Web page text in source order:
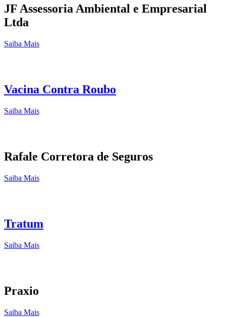
JF Assessoria Ambiental e Empresarial
Ltda
Saiba Mais
Vacina Contra Roubo
Saiba Mais
Rafale Corretora de Seguros
Saiba Mais
Tratum
Saiba Mais
Praxio
Saiba Mais